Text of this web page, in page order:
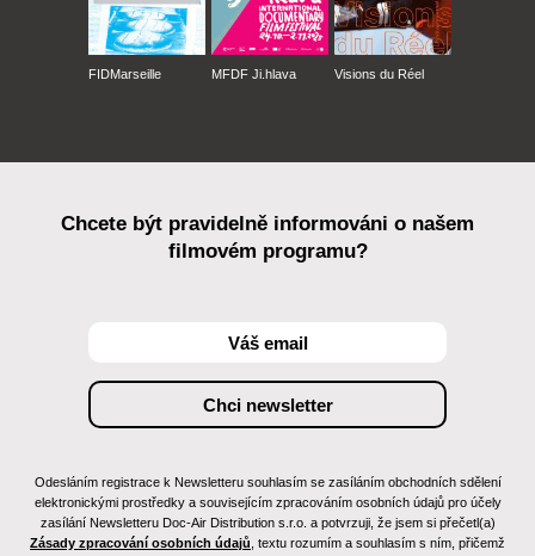
FIDMarseille MFDF Ji.hlava Visions du Réel
Chcete být pravidelně informováni o našem
filmovém programu?
Odesláním registrace k Newsletteru souhlasím se zasíláním obchodních sdělení
elektronickými prostředky a souvisejícím zpracováním osobních údajů pro účely
zasílání Newsletteru Doc-Air Distribution s.r.o. a potvrzuji, že jsem si přečetl(a)
Zásady zpracování osobních údajů , textu rozumím a souhlasím s ním, přičemž